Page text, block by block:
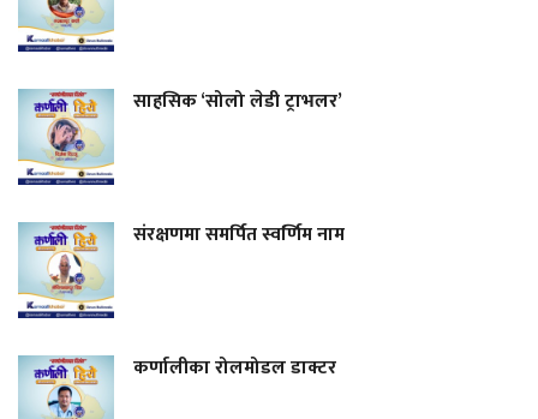
साहसिक ‘सोलो लेडी ट्राभलर’
संरक्षणमा समर्पित स्वर्णिम नाम
कर्णालीका रोलमोडल डाक्टर